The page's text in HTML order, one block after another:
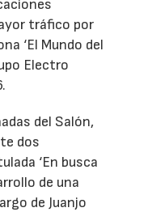
tráfico por
‘El Mundo del
Electro
del Salón,
dos
‘En busca
de una
de Juanjo